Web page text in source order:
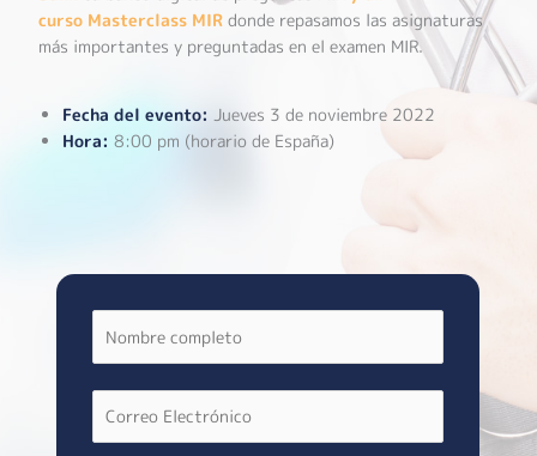
curso Masterclass MIR donde repasamos las asignaturas
más importantes y preguntadas en el examen MIR.
Fecha del evento: Jueves 3 de noviembre 2022
Hora: 8:00 pm (horario de España)